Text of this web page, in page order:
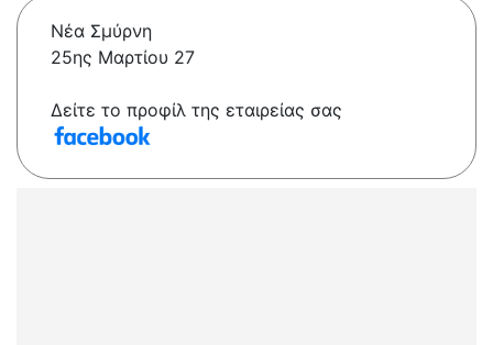
Νέα Σμύρνη
25ης Μαρτίου 27
Δείτε το προφίλ της εταιρείας σας